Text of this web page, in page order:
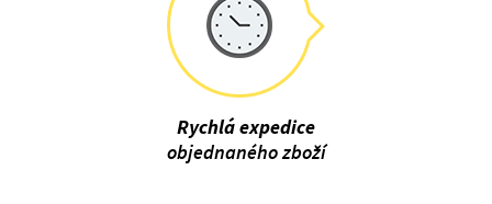
Rychlá expedice
objednaného zboží